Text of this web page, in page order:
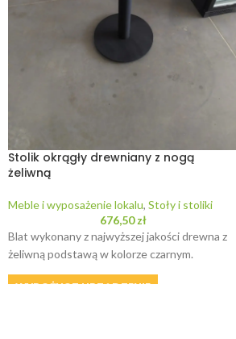
Stolik okrągły drewniany z nogą
żeliwną
Meble i wyposażenie lokalu, Stoły i stoliki
676,50zł
Blat wykonany z najwyższej jakości drewna z
żeliwną podstawą w kolorze czarnym.
WYPOŻYCZ URZĄDZENIE